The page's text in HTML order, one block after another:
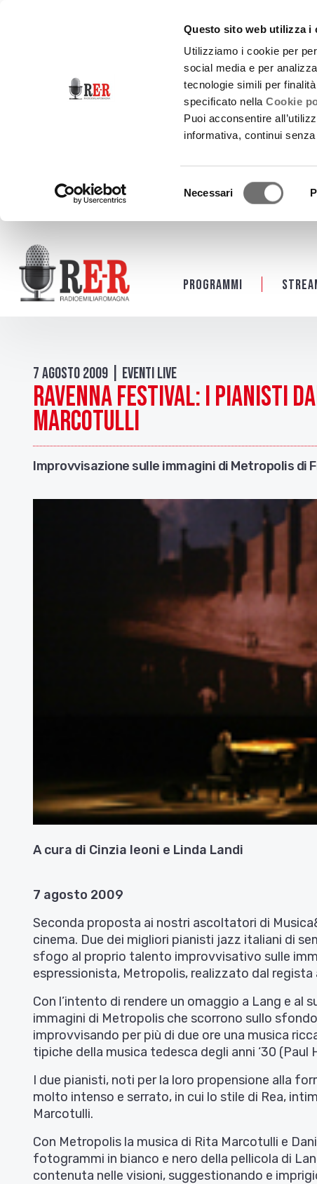
Questo sito web utilizza i
Utilizziamo i cookie per
social media e per
tecnologie simili per
specificato nellaCookie
Puoi acconsentire
informativa, continui
Necessari
Programmi
7 Agosto 2009 | Eventi live
Ravenna festival: i pianisti
Marcotulli
Improvvisazione sulle immagini di Metropolis di
A cura di Cinzia leoni e Linda Landi
7 agosto 2009
Seconda proposta ai nostri ascoltatori di
cinema. Due dei migliori pianisti jazz italiani di
sfogo al proprio talento improvvisativo sulle
espressionista, Metropolis, realizzato dal regista
Con l’intento di rendere un omaggio a Lang e al
immagini di Metropolis che scorrono sullo
improvvisando per più di due ore una musica
tipiche della musica tedesca degli anni ‘30 (Paul
I due pianisti, noti per la loro propensione alla
molto intenso e serrato, in cui lo stile di Rea,
Marcotulli.
Con Metropolis la musica di Rita Marcotulli e
fotogrammi in bianco e nero della pellicola di
contenuta nelle visioni, suggestionando e